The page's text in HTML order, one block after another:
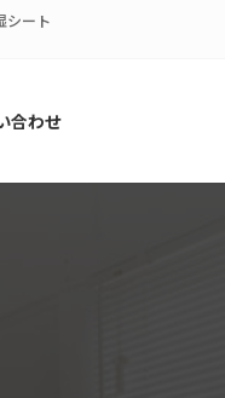
シート
合わせ